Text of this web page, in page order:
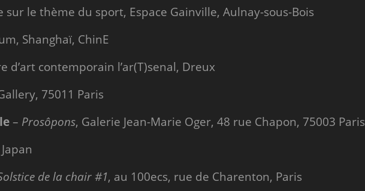
sur le thème du sport, Espace Gainville, Aulnay-sous-Bois
Shanghaï, ChinE
d’art contemporain l’ar(T)senal, Dreux
75011 Paris
– Prosôpons, Galerie Jean-Marie Oger, 48 rue Chapon, 75003 Paris
de la chair #1, au 100ecs, rue de Charenton, Paris